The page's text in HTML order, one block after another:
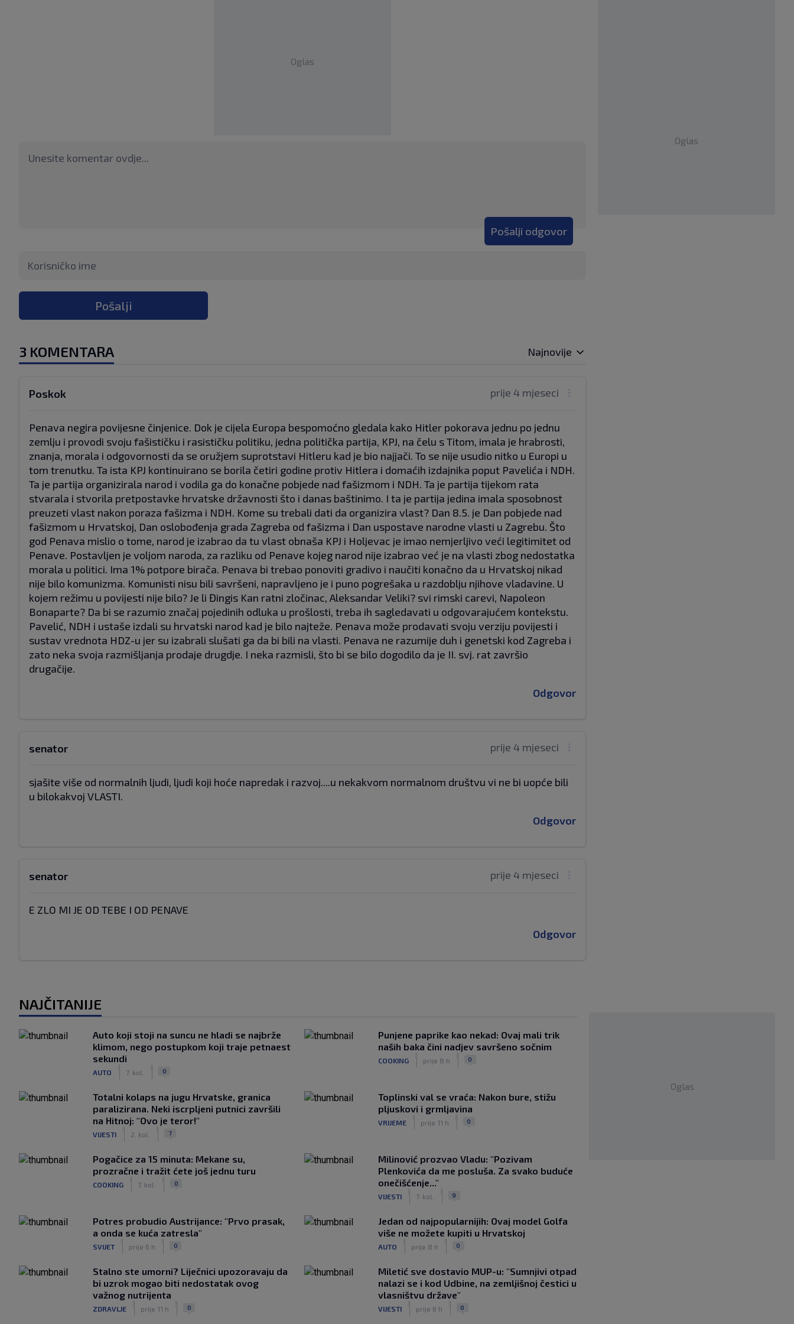
Oglas
Pošalji odgovor
Pošalji
3 KOMENTARA Najnovije
prije 4 mjeseci
Poskok
Penava negira povijesne činjenice. Dok je cijela Europa bespomoćno gledala kako Hitler pokorava jednu po jednu
zemlju i provodi svoju fašističku i rasističku politiku, jedna politička partija, KPJ, na čelu s Titom, imala je hrabrosti,
znanja, morala i odgovornosti da se oružjem suprotstavi Hitleru kad je bio najjači. To se nije usudio nitko u Europi u
tom trenutku. Ta ista KPJ kontinuirano se borila četiri godine protiv Hitlera i domaćih izdajnika poput Pavelića i NDH.
Ta je partija organizirala narod i vodila ga do konačne pobjede nad fašizmom i NDH. Ta je partija tijekom rata
stvarala i stvorila pretpostavke hrvatske državnosti što i danas baštinimo. I ta je partija jedina imala sposobnost
preuzeti vlast nakon poraza fašizma i NDH. Kome su trebali dati da organizira vlast? Dan 8.5. je Dan pobjede nad
fašizmom u Hrvatskoj, Dan oslobođenja grada Zagreba od fašizma i Dan uspostave narodne vlasti u Zagrebu. Što
god Penava mislio o tome, narod je izabrao da tu vlast obnaša KPJ i Holjevac je imao nemjerljivo veći legitimitet od
Penave. Postavljen je voljom naroda, za razliku od Penave kojeg narod nije izabrao već je na vlasti zbog nedostatka
morala u politici. Ima 1% potpore birača. Penava bi trebao ponoviti gradivo i naučiti konačno da u Hrvatskoj nikad
nije bilo komunizma. Komunisti nisu bili savršeni, napravljeno je i puno pogrešaka u razdoblju njihove vladavine. U
kojem režimu u povijesti nije bilo? Je li Đingis Kan ratni zločinac, Aleksandar Veliki? svi rimski carevi, Napoleon
Bonaparte? Da bi se razumio značaj pojedinih odluka u prošlosti, treba ih sagledavati u odgovarajućem kontekstu.
Pavelić, NDH i ustaše izdali su hrvatski narod kad je bilo najteže. Penava može prodavati svoju verziju povijesti i
sustav vrednota HDZ-u jer su izabrali slušati ga da bi bili na vlasti. Penava ne razumije duh i genetski kod Zagreba i
zato neka svoja razmišljanja prodaje drugdje. I neka razmisli, što bi se bilo dogodilo da je II. svj. rat završio
drugačije.
Odgovor
prije 4 mjeseci
senator
sjašite više od normalnih ljudi, ljudi koji hoće napredak i razvoj....u nekakvom normalnom društvu vi ne bi uopće bili
u bilokakvoj VLASTI.
Odgovor
prije 4 mjeseci
senator
E ZLO MI JE OD TEBE I OD PENAVE
Odgovor
Oglas
NAJČITANIJE
Auto koji stoji na suncu ne hladi se najbrže
klimom, nego postupkom koji traje petnaest
sekundi
AUTO 7. kol. 0
Punjene paprike kao nekad: Ovaj mali trik
naših baka čini nadjev savršeno sočnim
COOKING prije 8 h 0
Totalni kolaps na jugu Hrvatske, granica
paralizirana. Neki iscrpljeni putnici završili
na Hitnoj: "Ovo je teror!"
VIJESTI 2. kol. 7
Toplinski val se vraća: Nakon bure, stižu
pljuskovi i grmljavina
VRIJEME prije 11 h 0
Pogačice za 15 minuta: Mekane su,
prozračne i tražit ćete još jednu turu
COOKING 7. kol. 0
Milinović prozvao Vladu: "Pozivam
Plenkovića da me posluša. Za svako buduće
onečišćenje..."
VIJESTI 7. kol. 9
Potres probudio Austrijance: "Prvo prasak,
a onda se kuća zatresla"
SVIJET prije 6 h 0
Jedan od najpopularnijih: Ovaj model Golfa
više ne možete kupiti u Hrvatskoj
AUTO prije 8 h 0
Stalno ste umorni? Liječnici upozoravaju da
bi uzrok mogao biti nedostatak ovog
važnog nutrijenta
ZDRAVLJE prije 11 h 0
Miletić sve dostavio MUP-u: "Sumnjivi otpad
nalazi se i kod Udbine, na zemljišnoj čestici u
vlasništvu države"
VIJESTI prije 6 h 0
Oglas